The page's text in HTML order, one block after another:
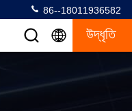
86--18011936582
উদ্ধৃতি